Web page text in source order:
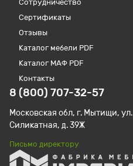
Сотрудничество
Сертификаты
Отзывы
Каталог мебели PDF
Каталог МАФ PDF
Контакты
8 (800) 707-32-57
Московская обл, г. Мытищи, ул.
Силикатная, д. 39Ж
Письмо директору